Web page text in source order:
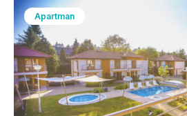
Apartman